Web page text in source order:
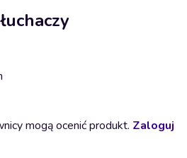
mogą ocenić produkt. Zaloguj